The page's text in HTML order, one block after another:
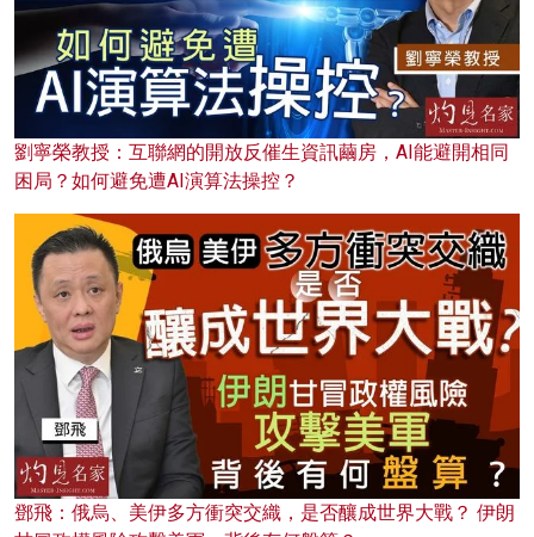
劉寧榮教授：互聯網的開放反催生資訊繭房，AI能避開相同
困局？如何避免遭AI演算法操控？
鄧飛：俄烏、美伊多方衝突交織，是否釀成世界大戰？ 伊朗